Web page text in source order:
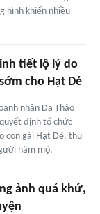
hình khiến nhiều
tiết lộ lý do
cho Hạt Dẻ
nhân Dạ Thảo
định tổ chức
con gái Hạt Dẻ, thu
hâm mộ.
ảnh quá khứ,